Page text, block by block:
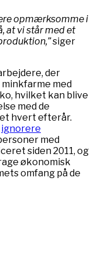
opmærksomme i
at vi står medet
siger
der
med
hvilket kan blive
med de
hvert efterår.
ignorere
med
siden 2011, og
økonomisk
omfang på de